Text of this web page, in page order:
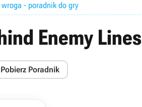
- poradnik do gry
Enemy
Pobierz Poradnik